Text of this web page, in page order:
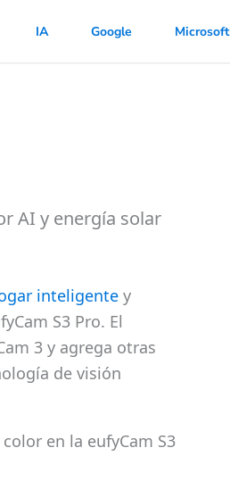
IA Google Microsoft
AI y energía solar
inteligente y
S3 Pro. El
3 y agrega otras
de visión
en la eufyCam S3